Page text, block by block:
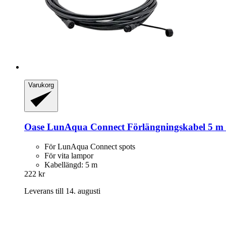
Varukorg
Oase LunAqua Connect Förlängningskabel 5
För LunAqua Connect spots
För vita lampor
Kabellängd: 5 m
222 kr
Leverans till 14. augusti